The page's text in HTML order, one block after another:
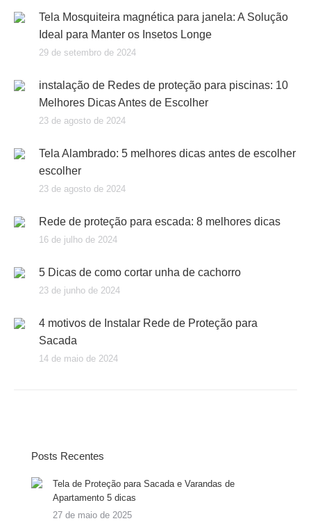
Tela Mosquiteira magnética para janela: A Solução
Ideal para Manter os Insetos Longe
29 de setembro de 2024
instalação de Redes de proteção para piscinas: 10
Melhores Dicas Antes de Escolher
23 de agosto de 2024
Tela Alambrado: 5 melhores dicas antes de escolher
escolher
23 de agosto de 2024
Rede de proteção para escada: 8 melhores dicas
16 de julho de 2024
5 Dicas de como cortar unha de cachorro
23 de junho de 2024
4 motivos de Instalar Rede de Proteção para
Sacada
14 de maio de 2024
Posts Recentes
Tela de Proteção para Sacada e Varandas de
Apartamento 5 dicas
27 de maio de 2025